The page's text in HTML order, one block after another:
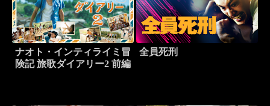
ナオト・インティライミ冒
険記 旅歌ダイアリー2 前編
全員死刑